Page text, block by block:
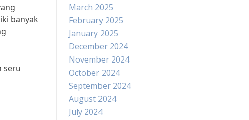
banyak
seru
March 2025
February 2025
January 2025
December 2024
November 2024
October 2024
September 2024
August 2024
July 2024